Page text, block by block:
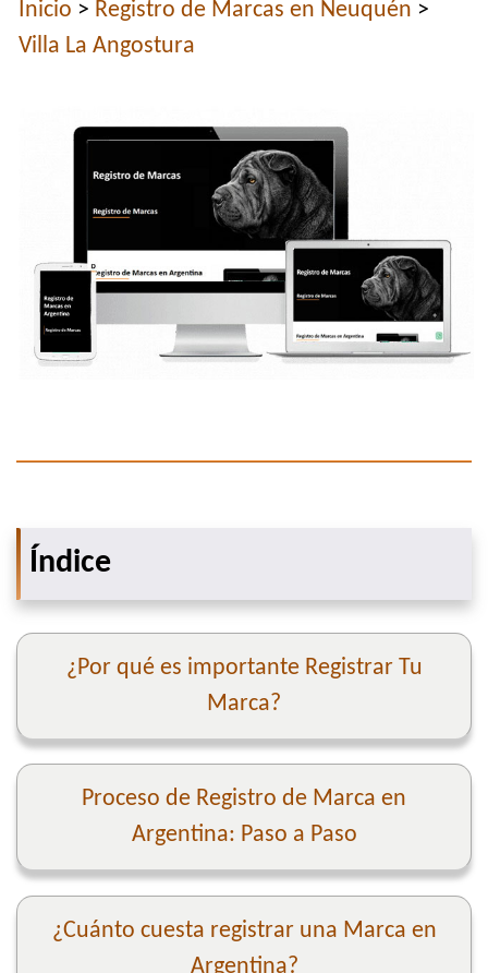
Inicio > Registro de Marcas en Neuquén >
Villa La Angostura
Índice
¿Por qué es importante Registrar Tu
Marca?
Proceso de Registro de Marca en
Argentina: Paso a Paso
¿Cuánto cuesta registrar una Marca en
Argentina?